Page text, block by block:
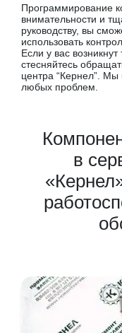
Программирование
внимательности и
руководству, вы
использовать
Если у вас
стесняйтесь
центра “Кернел”. Мы
любых проблем.
в